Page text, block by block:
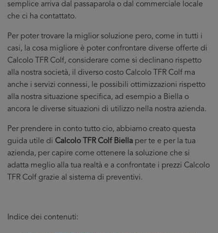
semplice arriva dal passaparola o dal commerciale locale
che ci ha contattato.
Per poter trovare la miglior soluzione pero, come in tutti i
casi, la cosa migliore è poter confrontare diverse offerte di
Calcolo TFR Colf, considerare come si declinano rispetto
alla nostra società, il diverso costo Calcolo TFR Colf ma
anche i servizi connessi, le possibili ottimizzazioni rispetto
alla nostra situazione specifica, ad esempio a Biella o
ancora le diverse situazioni di utilizzo nella nostra azienda.
Per prendere in conto tutto cio, abbiamo creato questa
guida utile di Calcolo TFR Colf Biella per te e per la tua
azienda, per capire come ottenere la soluzione che si
adatta meglio alla tua realtà e a confrontate i prezzi Calcolo
TFR Colf grazie al sistema di preventivi.
Indice dei contenuti: